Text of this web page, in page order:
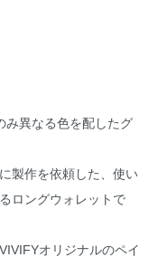
み異なる色を配したグ
製作を依頼した、使い
ロングウォレットで
オリジナルのペイ